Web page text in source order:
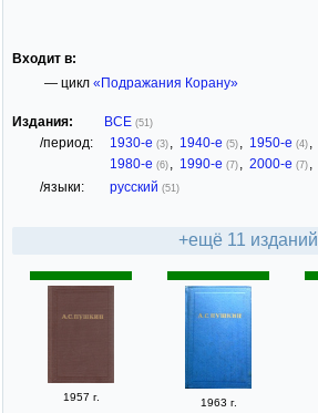
Входит в:
— цикл «Подражания Корану»
Издания: ВСЕ (51)
/период: 1930-е (3) 1940-е (5) 1950-е (4)
1980-е (6) 1990-е (7) 2000-е (7)
/языки: русский (51)
+ещё 11 изданий
1957 г. 1963 г.